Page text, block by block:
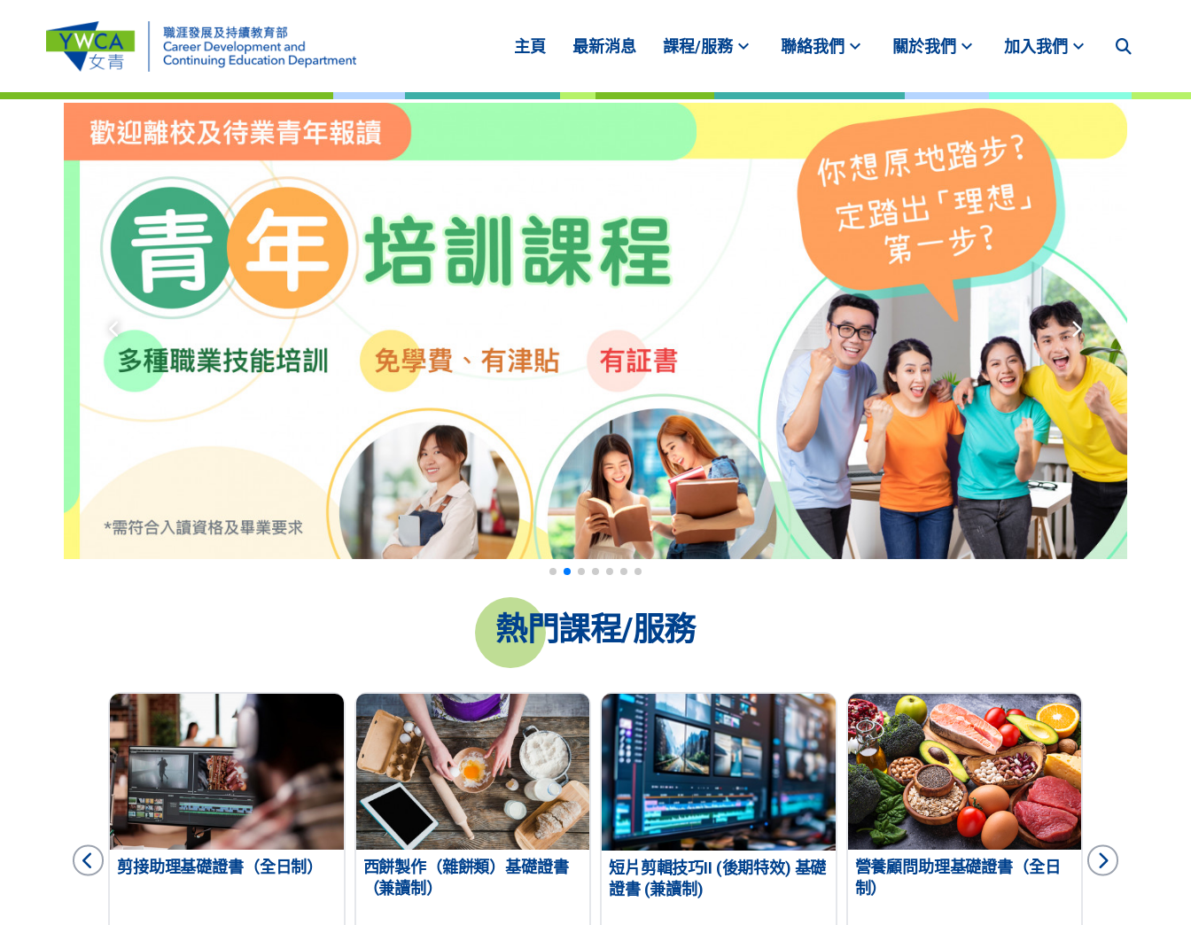
主頁 最新消息 課程/服務expand_more 聯絡我們 expand_more 關於我們 expand_more 加入我們 expand_more
熱門課程/服務
與店務基 剪接助理基礎證書（全日制）
西餅製作（雜餅類）基礎證書
（兼讀制）
短片剪輯技巧II (後期特效) 基礎
證書 (兼讀制)
營養顧問助理基礎證書（全日
制）
網上創業（
基礎證書（